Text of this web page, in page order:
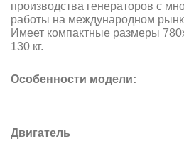
производства генераторов с
работы на международном
Имеет компактные размеры
130 кг.
Особенности модели:
Двигатель